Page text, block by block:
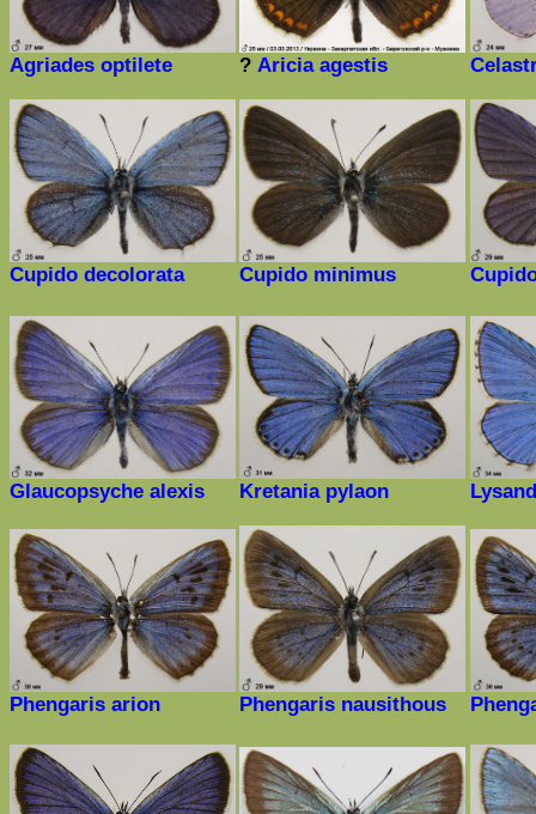
Agriades optilete ? Aricia agestis
Cupido decolorata Cupido minimus
Glaucopsyche alexis Kretaniapylaon
Phengaris arion Phengaris nausithous